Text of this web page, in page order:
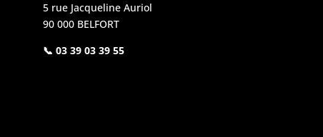
5 rue Jacqueline Auriol
90 000 BELFORT
📞 03 39 03 39 55